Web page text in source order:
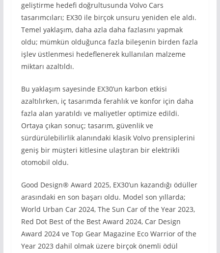
geliştirme hedefi doğrultusunda Volvo Cars
tasarımcıları; EX30 ile birçok unsuru yeniden ele aldı.
Temel yaklaşım, daha azla daha fazlasını yapmak
oldu; mümkün olduğunca fazla bileşenin birden fazla
işlev üstlenmesi hedeflenerek kullanılan malzeme
miktarı azaltıldı.
Bu yaklaşım sayesinde EX30’un karbon etkisi
azaltılırken, iç tasarımda ferahlık ve konfor için daha
fazla alan yaratıldı ve maliyetler optimize edildi.
Ortaya çıkan sonuç; tasarım, güvenlik ve
sürdürülebilirlik alanındaki klasik Volvo prensiplerini
geniş bir müşteri kitlesine ulaştıran bir elektrikli
otomobil oldu.
Good Design® Award 2025, EX30’un kazandığı ödüller
arasındaki en son başarı oldu. Model son yıllarda;
World Urban Car 2024, The Sun Car of the Year 2023,
Red Dot Best of the Best Award 2024, Car Design
Award 2024 ve Top Gear Magazine Eco Warrior of the
Year 2023 dahil olmak üzere birçok önemli ödül